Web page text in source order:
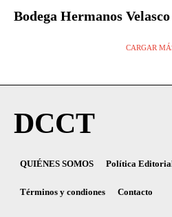
Bodega Hermanos Velasco
CARGAR
DCCT
QUIÉNES SOMOS Política
Términos y condiones Contacto